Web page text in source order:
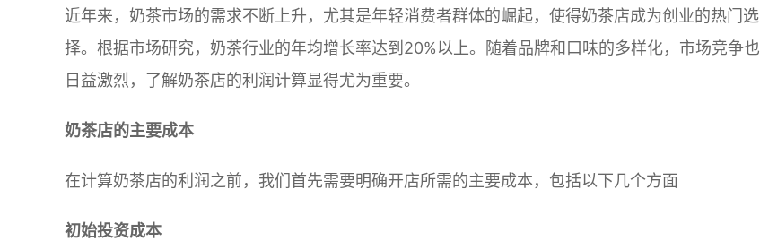
近年来，奶茶市场的需求不断上升，尤其是年轻消费者群体的崛起，使得奶茶店成为创业的热门选
择。根据市场研究，奶茶行业的年均增长率达到20%以上。随着品牌和口味的多样化，市场竞争也
日益激烈，了解奶茶店的利润计算显得尤为重要。
奶茶店的主要成本
在计算奶茶店的利润之前，我们首先需要明确开店所需的主要成本，包括以下几个方面
初始投资成本